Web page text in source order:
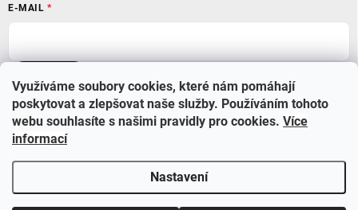
Využíváme soubory cookies, které nám pomáhají
poskytovat a zlepšovat naše služby. Používáním tohoto
webu souhlasíte s našimi pravidly pro cookies. Více
informací
Nastavení
E-MAIL
Copyright 2026BABYSTAR. Všechna práva vyhrazena.Upravit nastavení